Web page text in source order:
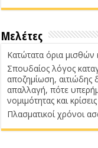
Μελέτες
Κατώτατα όρια μισθών
Σπουδαίος λόγος
αποζημίωση, αιτιώδης
απαλλαγή, πότε
νομιμότητας και
Πλασματικοί χρόνοι